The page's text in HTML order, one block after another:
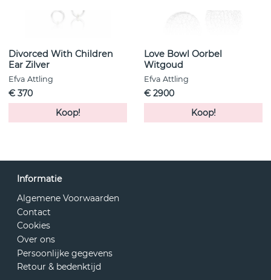
Divorced With Children
Ear Zilver
Efva Attling
€ 370
Koop!
Love Bowl Oorbel
Witgoud
Efva Attling
€ 2900
Koop!
Informatie
Algemene Voorwaarden
Contact
Cookies
Over ons
Persoonlijke gegevens
Retour & bedenktijd